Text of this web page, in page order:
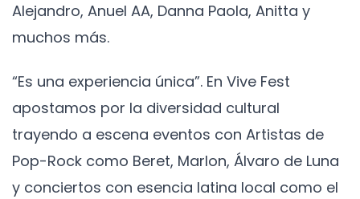
Alejandro, Anuel AA, Danna Paola, Anitta y
muchos más.
“Es una experiencia única”. En Vive Fest
apostamos por la diversidad cultural
trayendo a escena eventos con Artistas de
Pop-Rock como Beret, Marlon, Álvaro de Luna
y conciertos con esencia latina local como el